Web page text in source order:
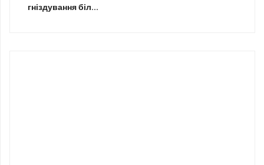
гніздування біл...